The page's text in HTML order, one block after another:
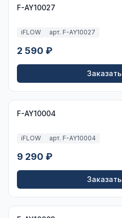
F-AY10027
iFLOW арт. F-AY10027
2 590 ₽
Заказать
F-AY10004
iFLOW арт. F-AY10004
9 290 ₽
Заказать